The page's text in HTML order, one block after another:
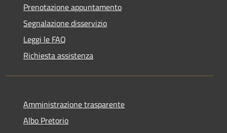
Prenotazione appuntamento
Segnalazione disservizio
Leggi le FAQ
Richiesta assistenza
Amministrazione trasparente
Albo Pretorio